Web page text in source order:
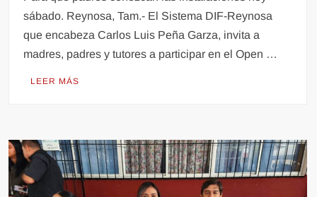
sábado. Reynosa, Tam.- El Sistema DIF-Reynosa
que encabeza Carlos Luis Peña Garza, invita a
madres, padres y tutores a participar en el Open …
LEER MÁS